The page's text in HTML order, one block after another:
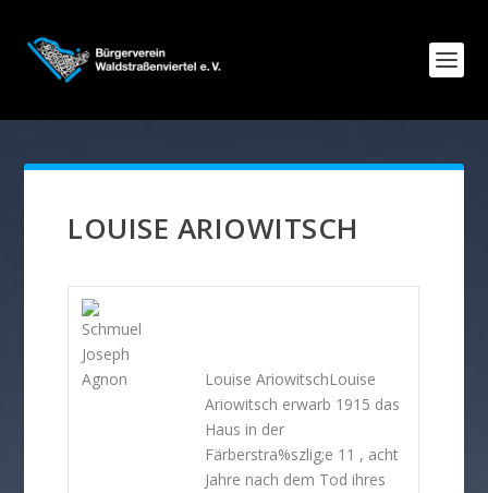
LOUISE ARIOWITSCH
Louise AriowitschLouise
Ariowitsch erwarb 1915 das
Haus in der
Färberstra%szlig;e 11 , acht
Jahre nach dem Tod ihres